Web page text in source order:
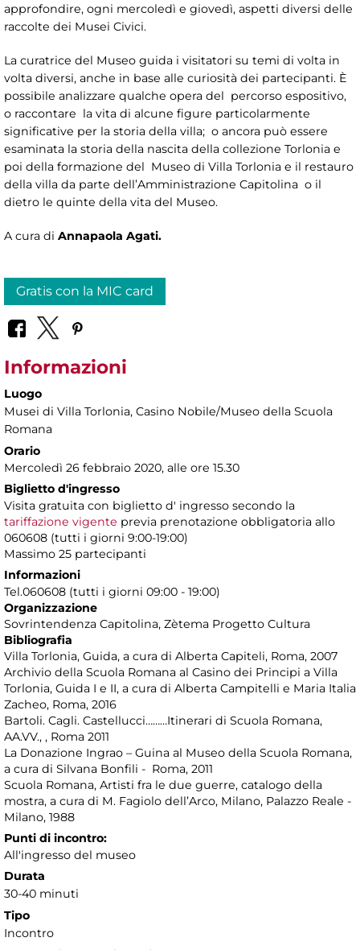
approfondire, ogni mercoledì e giovedì, aspetti diversi delle
raccolte dei Musei Civici.
La curatrice del Museo guida i visitatori su temi di volta in
volta diversi, anche in base alle curiosità dei partecipanti. È
possibile analizzare qualche opera del percorso espositivo,
o raccontare la vita di alcune figure particolarmente
significative per la storia della villa; o ancora può essere
esaminata la storia della nascita della collezione Torlonia e
poi della formazione del Museo di Villa Torlonia e il restauro
della villa da parte dell’Amministrazione Capitolina o il
dietro le quinte della vita del Museo.
A cura di Annapaola Agati.
Gratis con la MIC card
Informazioni
Luogo
Musei di Villa Torlonia, Casino Nobile/Museo della Scuola
Romana
Orario
Mercoledì 26 febbraio 2020, alle ore 15.30
Biglietto d'ingresso
Visita gratuita con biglietto d' ingresso secondo la
tariffazione vigente previa prenotazione obbligatoria allo
060608 (tutti i giorni 9:00-19:00)
Massimo 25 partecipanti
Informazioni
Tel.060608 (tutti i giorni 09:00 - 19:00)
Organizzazione
Sovrintendenza Capitolina, Zètema Progetto Cultura
Bibliografia
Villa Torlonia, Guida, a cura di Alberta Capiteli, Roma, 2007
Archivio della Scuola Romana al Casino dei Principi a Villa
Torlonia, Guida I e II, a cura di Alberta Campitelli e Maria Italia
Zacheo, Roma, 2016
Bartoli. Cagli. Castellucci………Itinerari di Scuola Romana,
AA.VV., , Roma 2011
La Donazione Ingrao – Guina al Museo della Scuola Romana,
a cura di Silvana Bonfili - Roma, 2011
Scuola Romana, Artisti fra le due guerre, catalogo della
mostra, a cura di M. Fagiolo dell’Arco, Milano, Palazzo Reale -
Milano, 1988
Punti di incontro:
All'ingresso del museo
Durata
30-40 minuti
Tipo
Incontro